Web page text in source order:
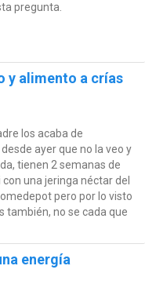
pregunta.
y alimento a crías
los acaba de
ayer que no la veo y
tienen 2 semanas de
una jeringa néctar del
pero por lo visto
también, no se cada que
energía